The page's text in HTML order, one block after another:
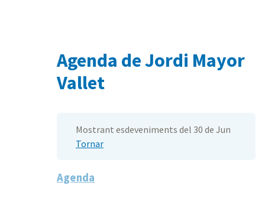
Agenda de Jordi Mayor
Vallet
Mostrant esdeveniments del 30 de Jun
Tornar
Agenda